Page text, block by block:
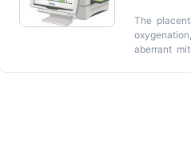
The
aberrant